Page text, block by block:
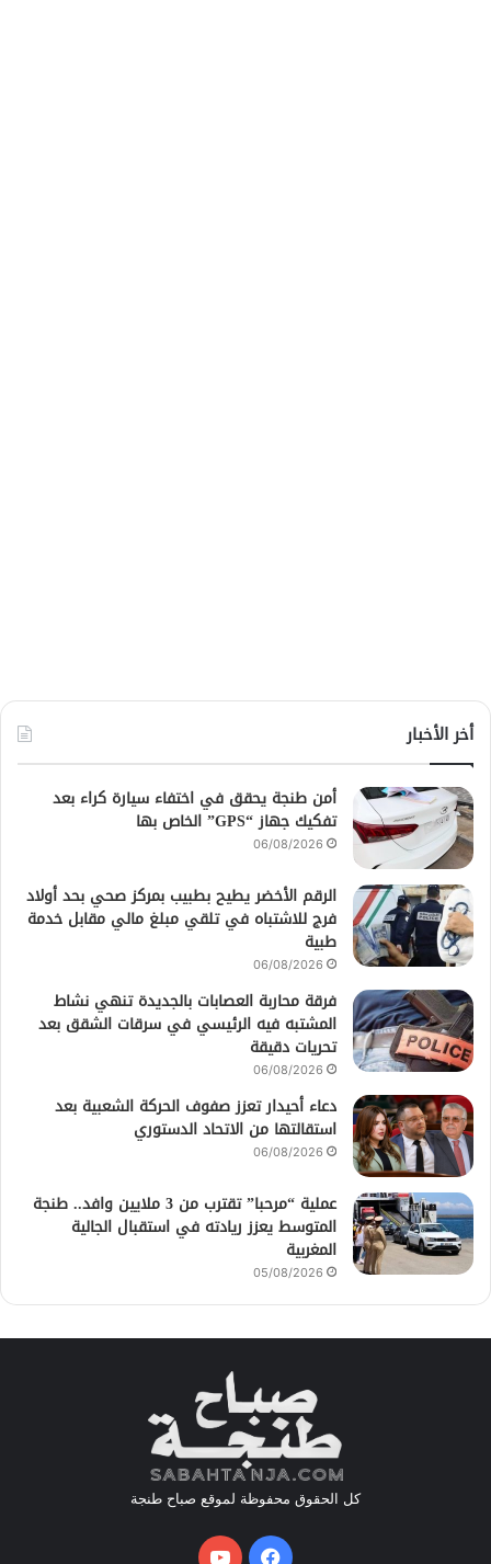
أخر الأخبار
أمن طنجة يحقق في اختفاء سيارة كراء بعد
تفكيك جهاز “GPS” الخاص بها
06/08/2026
الرقم الأخضر يطيح بطبيب بمركز صحي بحد أولاد
فرج للاشتباه في تلقي مبلغ مالي مقابل خدمة
طبية
06/08/2026
فرقة محاربة العصابات بالجديدة تنهي نشاط
المشتبه فيه الرئيسي في سرقات الشقق بعد
تحريات دقيقة
06/08/2026
دعاء أحيدار تعزز صفوف الحركة الشعبية بعد
استقالتها من الاتحاد الدستوري
06/08/2026
عملية “مرحبا” تقترب من 3 ملايين وافد.. طنجة
المتوسط يعزز ريادته في استقبال الجالية
المغربية
05/08/2026
كل الحقوق محفوظة لموقع صباح طنجة
فيسبوكيوتيوب